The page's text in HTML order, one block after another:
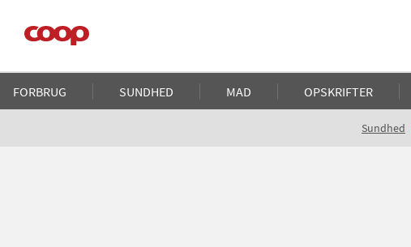
hovedindhold
Main
navigation
FORBRUG SUNDHED MAD OPSKRIFTER
Brødkrumme
Sundhed